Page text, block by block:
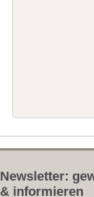
Newsletter:
& informieren